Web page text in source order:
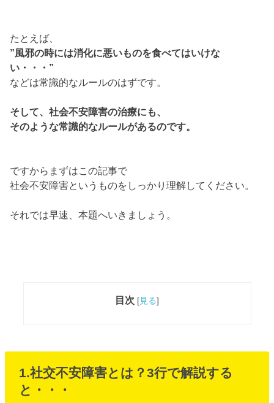
たとえば、
”風邪の時には消化に悪いものを食べてはいけな
い・・・”
などは常識的なルールのはずです。
そして、社会不安障害の治療にも、
そのような常識的なルールがあるのです。
ですからまずはこの記事で
社会不安障害というものをしっかり理解してください。
それでは早速、本題へいきましょう。
目次 [見る]
1.社交不安障害とは？3行で解説する
と・・・